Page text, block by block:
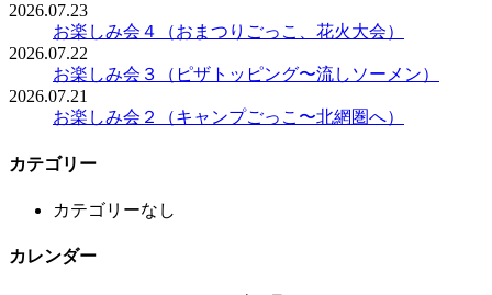
2026.07.23
お楽しみ会４（おまつりごっこ、花火大会）
2026.07.22
お楽しみ会３（ピザトッピング〜流しソーメン）
2026.07.21
お楽しみ会２（キャンプごっこ〜北網圏へ）
カテゴリー
カテゴリーなし
カレンダー